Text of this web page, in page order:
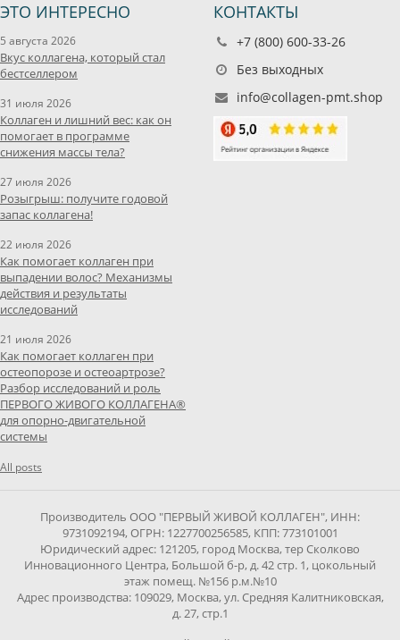
ЭТО ИНТЕРЕСНО
5 августа 2026
Вкус коллагена, который стал
бестселлером
31 июля 2026
Коллаген и лишний вес: как он
помогает в программе
снижения массы тела?
27 июля 2026
Розыгрыш: получите годовой
запас коллагена!
22 июля 2026
Как помогает коллаген при
выпадении волос? Механизмы
действия и результаты
исследований
21 июля 2026
Как помогает коллаген при
остеопорозе и остеоартрозе?
Разбор исследований и роль
ПЕРВОГО ЖИВОГО КОЛЛАГЕНА®
для опорно-двигательной
системы
All posts
КОНТАКТЫ
+7 (800) 600-33-26
Без выходных
info@collagen-pmt.shop
Производитель ООО "ПЕРВЫЙ ЖИВОЙ КОЛЛАГЕН", ИНН:
9731092194, ОГРН: 1227700256585, КПП: 773101001
Юридический адрес: 121205, город Москва, тер Сколково
Инновационного Центра, Большой б-р, д. 42 стр. 1, цокольный
этаж помещ. №156 р.м.№10
Адрес производства: 109029, Москва, ул. Средняя Калитниковская,
д. 27, стр.1